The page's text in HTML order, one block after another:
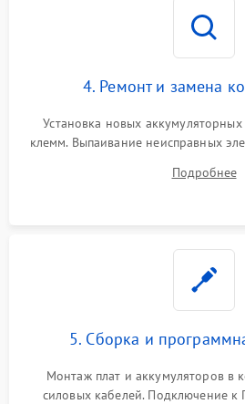
4. Ремонт и замена
Установка новых аккумуляторных
клемм. Выпаивание неисправных
цепи зарядки и монтаж
Восстановление поврежденных
Подробнее
5. Сборка и
Монтаж плат и аккумуляторов в
силовых кабелей. Подключение